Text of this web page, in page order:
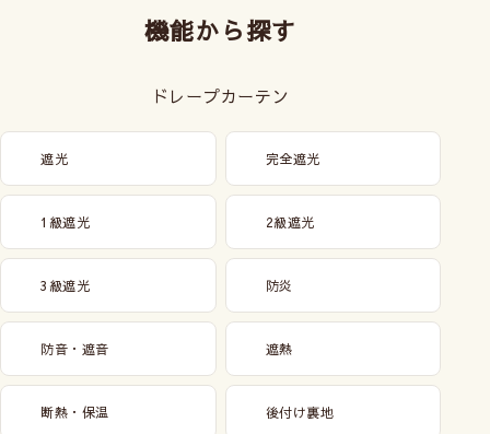
機能から探す
ドレープカーテン
遮光 完全遮光
1級遮光 2級遮光
3級遮光 防炎
防音・遮音 遮熱
断熱・保温 後付け裏地